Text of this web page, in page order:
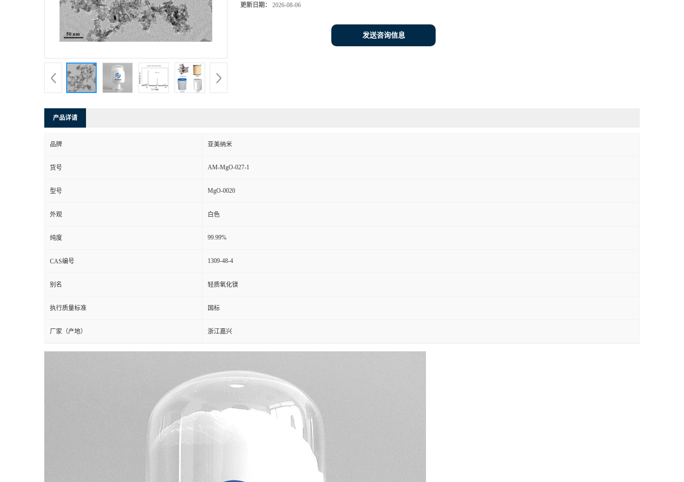
发送咨询信息
产品详请
品牌 亚美纳米
货号
型号
外观 白色
纯度
CAS编号
别名 轻质氧化镁
执行质量标准 国标
厂家（产地） 浙江嘉兴